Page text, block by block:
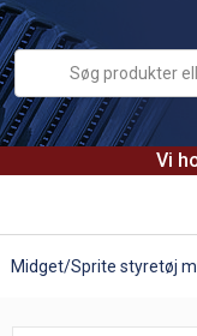
Vi
Midget/Sprite styretøj